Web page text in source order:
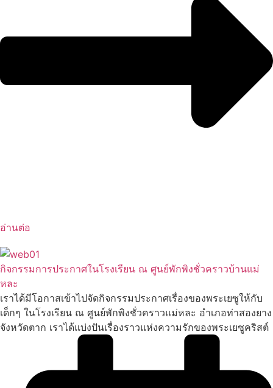
อ่านต่อ
กิจกรรมการประกาศในโรงเรียน ณ ศูนย์พักพิงชั่วคราวบ้านแม่
หละ
เราได้มีโอกาสเข้าไปจัดกิจกรรมประกาศเรื่องของพระเยซูให้กับ
เด็กๆ ในโรงเรียน ณ ศูนย์พักพิงชั่วคราวแม่หละ อำเภอท่าสองยาง
จังหวัดตาก เราได้แบ่งปันเรื่องราวแห่งความรักของพระเยซูคริสต์